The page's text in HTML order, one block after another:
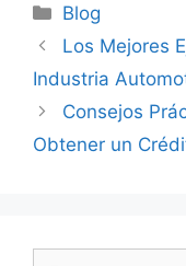
Categorías
Blog
Los Mejores
Industria
Consejos
Obtener un
Buscar: